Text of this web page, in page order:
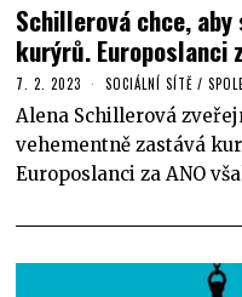
Schillerová chce,
kurýrů. Europoslanci
7. 2. 2023 SOCIÁLNÍ SÍTĚ /
Alena Schillerová
vehementně zastává
Europoslanci za ANO